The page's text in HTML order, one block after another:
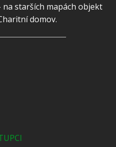
na starších mapách objekt
domov.